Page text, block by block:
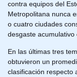
contra equipos del
Metropolitana nunca
o cuatro ciudades
desgaste
En las últimas tres
obtuvieron un
clasificación respecto